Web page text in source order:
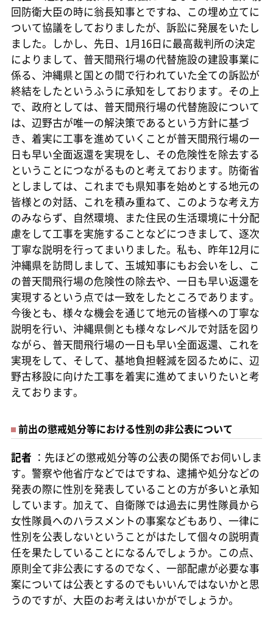
回防衛大臣の時に翁長知事とですね、この埋め立てに
ついて協議をしておりましたが、訴訟に発展をいたし
ました。しかし、先日、1月16日に最高裁判所の決定
によりまして、普天間飛行場の代替施設の建設事業に
係る、沖縄県と国との間で行われていた全ての訴訟が
終結をしたというふうに承知をしております。その上
で、政府としては、普天間飛行場の代替施設について
は、辺野古が唯一の解決策であるという方針に基づ
き、着実に工事を進めていくことが普天間飛行場の一
日も早い全面返還を実現をし、その危険性を除去する
ということにつながるものと考えております。防衛省
としましては、これまでも県知事を始めとする地元の
皆様との対話、これを積み重ねて、このような考え方
のみならず、自然環境、また住民の生活環境に十分配
慮をして工事を実施することなどにつきまして、逐次
丁寧な説明を行ってまいりました。私も、昨年12月に
沖縄県を訪問しまして、玉城知事にもお会いをし、こ
の普天間飛行場の危険性の除去や、一日も早い返還を
実現するという点では一致をしたところであります。
今後とも、様々な機会を通じて地元の皆様への丁寧な
説明を行い、沖縄県側とも様々なレベルで対話を図り
ながら、普天間飛行場の一日も早い全面返還、これを
実現をして、そして、基地負担軽減を図るために、辺
野古移設に向けた工事を着実に進めてまいりたいと考
えております。
前出の懲戒処分等における性別の非公表について
記者 ：先ほどの懲戒処分等の公表の関係でお伺いしま
す。警察や他省庁などではですね、逮捕や処分などの
発表の際に性別を発表していることの方が多いと承知
しています。加えて、自衛隊では過去に男性隊員から
女性隊員へのハラスメントの事案などもあり、一律に
性別を公表しないということがはたして個々の説明責
任を果たしていることになるんでしょうか。この点、
原則全て非公表にするのでなく、一部配慮が必要な事
案については公表とするのでもいいんではないかと思
うのですが、大臣のお考えはいかがでしょうか。